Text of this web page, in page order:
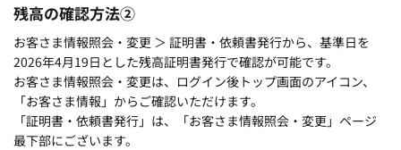
残高の確認方法②
お客さま情報照会・変更 ＞ 証明書・依頼書発行から、基準日を
2026年4月19日とした残高証明書発行で確認が可能です。
お客さま情報照会・変更は、ログイン後トップ画面のアイコン、
「お客さま情報」からご確認いただけます。
「証明書・依頼書発行」は、「お客さま情報照会・変更」ページ
最下部にございます。